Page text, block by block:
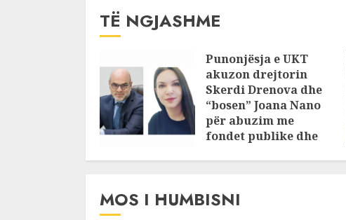
TË NGJASHME
Punonjësja e UKT
akuzon drejtorin
Skerdi Drenova dhe
“bosen” Joana Nano
për abuzim me
fondet publike dhe
MOS I HUMBISNI